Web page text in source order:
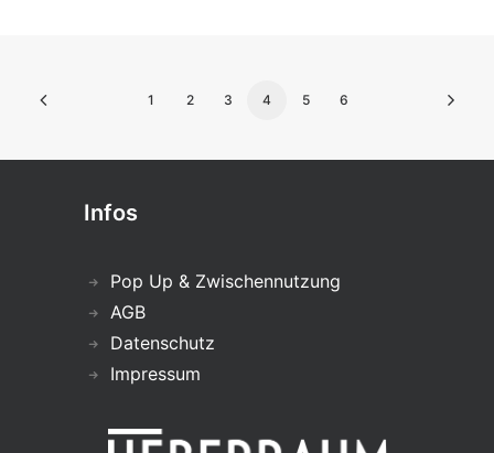
1 2 3 4 5 6
Infos
Pop Up & Zwischennutzung
AGB
Datenschutz
Impressum